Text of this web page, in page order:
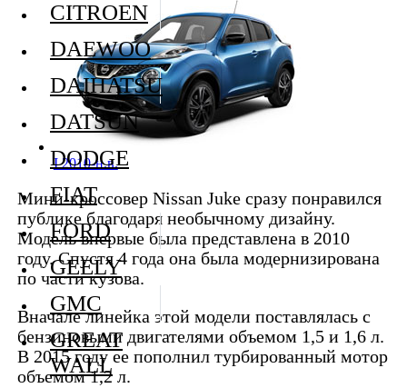
I 2010-н.в.
Мини-кроссовер Nissan Juke сразу понравился
публике благодаря необычному дизайну.
Модель впервые была представлена в 2010
году. Спустя 4 года она была модернизирована
по части кузова.
Вначале линейка этой модели поставлялась с
бензиновыми двигателями объемом 1,5 и 1,6 л.
В 2015 году ее пополнил турбированный мотор
объемом 1,2 л.
CITROEN
DAEWOO
DAIHATSU
DATSUN
DODGE
FIAT
FORD
GEELY
GMC
GREAT
WALL